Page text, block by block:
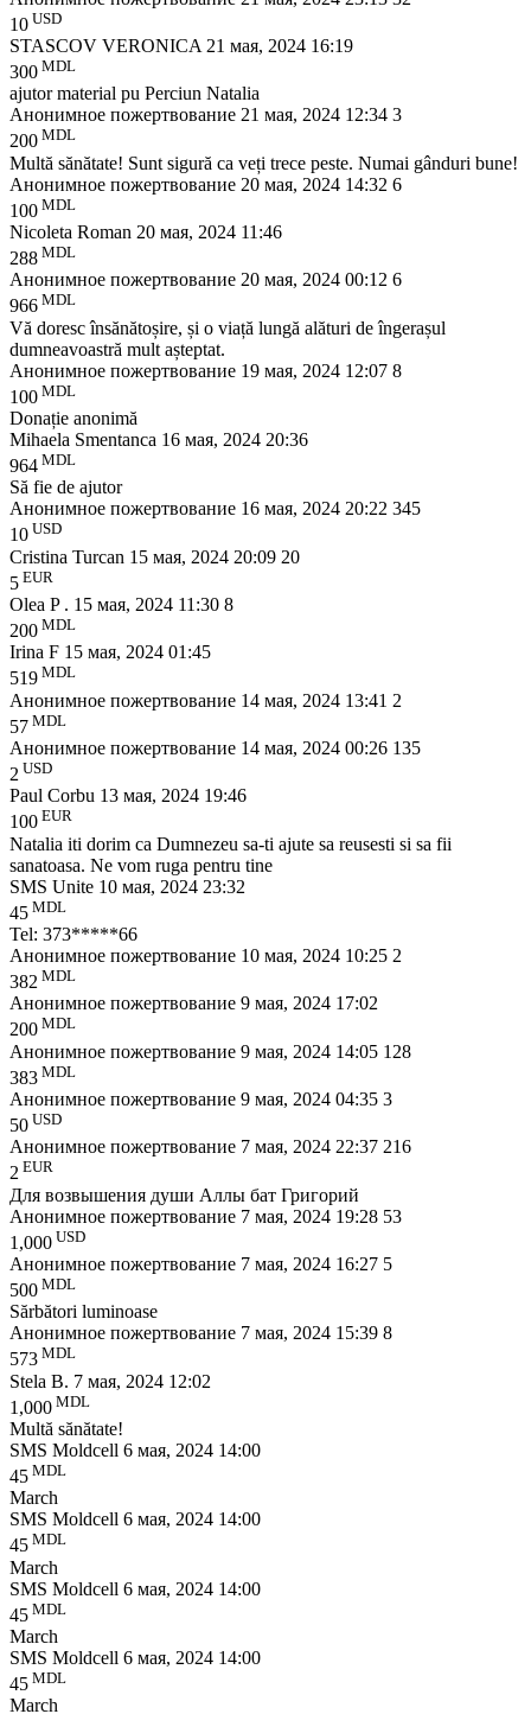
10 USD
STASCOV VERONICA 21 мая, 2024 16:19
300 MDL
ajutor material pu Perciun Natalia
Анонимное пожертвование 21 мая, 2024 12:34 3
200 MDL
Multă sănătate! Sunt sigură ca veți trece peste. Numai gânduri bune!
Анонимное пожертвование 20 мая, 2024 14:32 6
100 MDL
Nicoleta Roman 20 мая, 2024 11:46
288 MDL
Анонимное пожертвование 20 мая, 2024 00:12 6
966 MDL
Vă doresc însănătoșire, și o viață lungă alături de îngerașul
dumneavoastră mult așteptat.
Анонимное пожертвование 19 мая, 2024 12:07 8
100 MDL
Donație anonimă
Mihaela Smentanca 16 мая, 2024 20:36
964 MDL
Să fie de ajutor
Анонимное пожертвование 16 мая, 2024 20:22 345
10 USD
Cristina Turcan 15 мая, 2024 20:09 20
5 EUR
Olea P . 15 мая, 2024 11:30 8
200 MDL
Irina F 15 мая, 2024 01:45
519 MDL
Анонимное пожертвование 14 мая, 2024 13:41 2
57 MDL
Анонимное пожертвование 14 мая, 2024 00:26 135
2 USD
Paul Corbu 13 мая, 2024 19:46
100 EUR
Natalia iti dorim ca Dumnezeu sa-ti ajute sa reusesti si sa fii
sanatoasa. Ne vom ruga pentru tine
SMS Unite 10 мая, 2024 23:32
45 MDL
Tel: 373*****66
Анонимное пожертвование 10 мая, 2024 10:25 2
382 MDL
Анонимное пожертвование 9 мая, 2024 17:02
200 MDL
Анонимное пожертвование 9 мая, 2024 14:05 128
383 MDL
Анонимное пожертвование 9 мая, 2024 04:35 3
50 USD
Анонимное пожертвование 7 мая, 2024 22:37 216
2 EUR
Для возвышения души Аллы бат Григорий
Анонимное пожертвование 7 мая, 2024 19:28 53
1,000 USD
Анонимное пожертвование 7 мая, 2024 16:27 5
500 MDL
Sărbători luminoase
Анонимное пожертвование 7 мая, 2024 15:39 8
573 MDL
Stela B. 7 мая, 2024 12:02
1,000 MDL
Multă sănătate!
SMS Moldcell 6 мая, 2024 14:00
45 MDL
March
SMS Moldcell 6 мая, 2024 14:00
45 MDL
March
SMS Moldcell 6 мая, 2024 14:00
45 MDL
March
SMS Moldcell 6 мая, 2024 14:00
45 MDL
March